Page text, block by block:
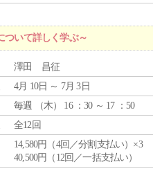
いて詳しく学ぶ～
澤田 昌征
4月 10日 ～ 7月 3日
毎週 （木） 16 ：30 ～ 17 ：50
全12回
14,580円（4回／分割支払い）×3
40,500円（12回／一括支払い）